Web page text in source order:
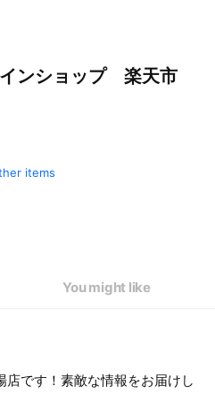
ンショップ 楽天市
items
You might like
店です！素敵な情報をお届けし